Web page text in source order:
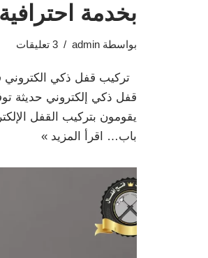
بخدمة احترافية
بواسطة admin 3 تعليقات
تركيب قفل ذكي
قفل ذكي إلكتروني حديثة
يقومون بتركيب القفل
باب…
اقرأ المزيد »